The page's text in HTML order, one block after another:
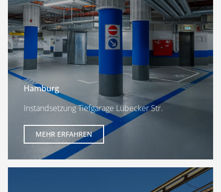
Hamburg
Instandsetzung Tiefgarage Lübecker Str.
MEHR ERFAHREN